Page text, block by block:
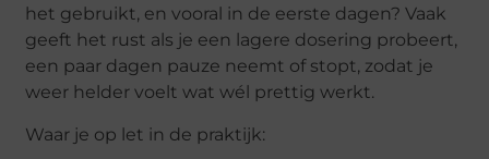
het gebruikt, en vooral in de eerste dagen? Vaak
geeft het rust als je een lagere dosering probeert,
een paar dagen pauze neemt of stopt, zodat je
weer helder voelt wat wél prettig werkt.
Waar je op let in de praktijk: